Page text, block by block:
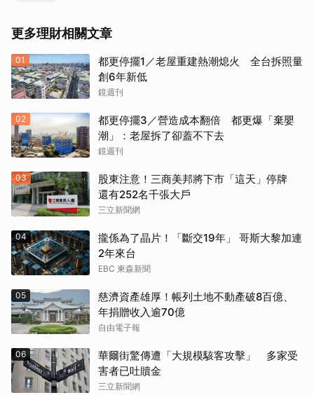
更多理財相關文章
01
都更停擺1／老屋重建熱潮熄火 全台拆照量
創6年新低
鏡週刊
02
都更停擺3／營造成本翻倍 都更爆「棄嬰
潮」：老屋拆了卻蓋不下去
鏡週刊
03
股東注意！三商美邦將下市「這天」停牌
還有252名千張大戶
三立新聞網
04
攏係為了晶片！「斷交19年」 哥斯大黎加連
2年來台
EBC 東森新聞
05
慈濟資產雄厚！帳列土地不動產破8百億、
年捐贈收入逾70億
自由電子報
06
華爾街驚傳遭「大規模駭客攻擊」 多家受
害者已吐贖金
三立新聞網